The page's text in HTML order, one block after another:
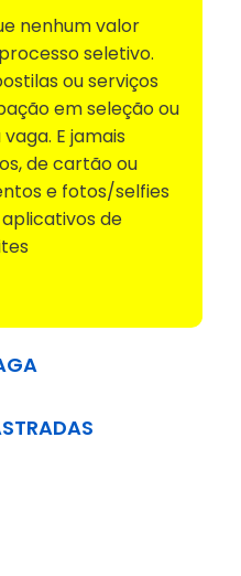
nenhum valor
seletivo.
ou serviços
em seleção ou
E jamais
de cartão ou
e fotos/selfies
de